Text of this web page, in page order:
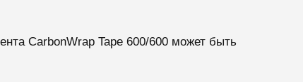
CarbonWrap Tape 600/600 может быть